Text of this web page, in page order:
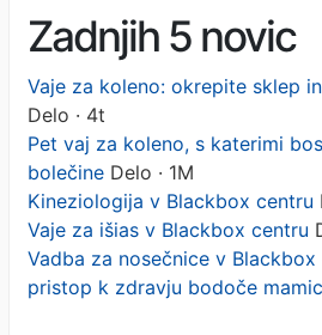
Zadnjih 5 novic
Vaje za koleno: okrepite sklep
Delo · 4t
Pet vaj za koleno, s katerimi
bolečine Delo · 1M
Kineziologija v Blackbox centru
Vaje za išias v Blackbox centru
Vadba za nosečnice v
pristop k zdravju bodoče